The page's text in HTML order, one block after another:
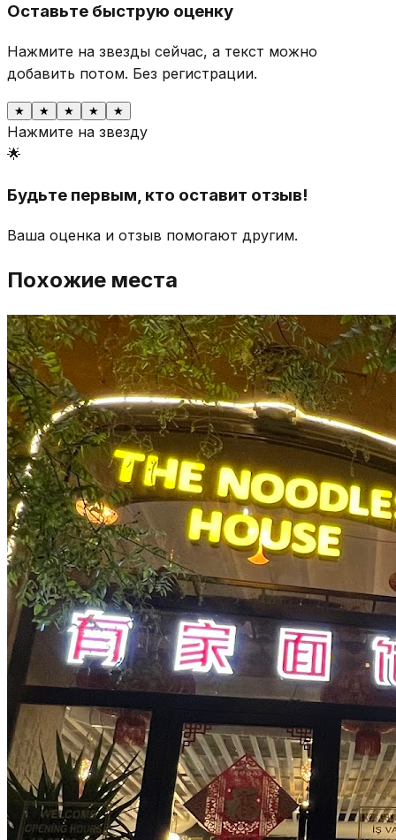
Оставьте быструю оценку
Нажмите на звезды сейчас, а текст можно
добавить потом. Без регистрации.
★ ★ ★ ★ ★
Нажмите на звезду
🌟
Будьте первым, кто оставит отзыв!
Ваша оценка и отзыв помогают другим.
Похожие места